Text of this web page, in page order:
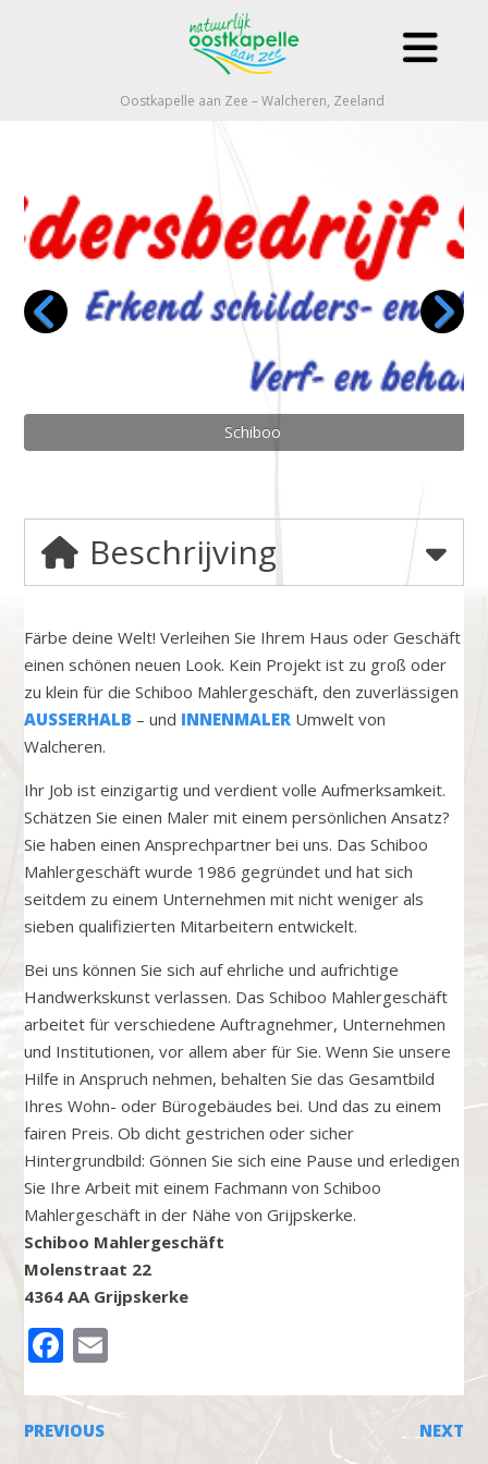
Oostkapelle aan Zee – Walcheren, Zeeland
Schiboo
Beschrijving
Färbe deine Welt! Verleihen Sie Ihrem Haus oder Geschäft
einen schönen neuen Look. Kein Projekt ist zu groß oder
zu klein für die Schiboo Mahlergeschäft, den zuverlässigen
AUSSERHALB – und INNENMALER Umwelt von
Walcheren.
Ihr Job ist einzigartig und verdient volle Aufmerksamkeit.
Schätzen Sie einen Maler mit einem persönlichen Ansatz?
Sie haben einen Ansprechpartner bei uns. Das Schiboo
Mahlergeschäft wurde 1986 gegründet und hat sich
seitdem zu einem Unternehmen mit nicht weniger als
sieben qualifizierten Mitarbeitern entwickelt.
Bei uns können Sie sich auf ehrliche und aufrichtige
Handwerkskunst verlassen. Das Schiboo Mahlergeschäft
arbeitet für verschiedene Auftragnehmer, Unternehmen
und Institutionen, vor allem aber für Sie. Wenn Sie unsere
Hilfe in Anspruch nehmen, behalten Sie das Gesamtbild
Ihres Wohn- oder Bürogebäudes bei. Und das zu einem
fairen Preis. Ob dicht gestrichen oder sicher
Hintergrundbild: Gönnen Sie sich eine Pause und erledigen
Sie Ihre Arbeit mit einem Fachmann von Schiboo
Mahlergeschäft in der Nähe von Grijpskerke.
Schiboo Mahlergeschäft
Molenstraat 22
4364 AA Grijpskerke
FACEBOOK
EMAIL
PREVIOUS NEXT